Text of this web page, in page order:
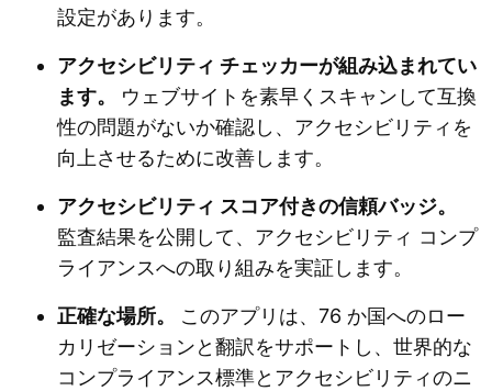
設定があります。
アクセシビリティ チェッカーが組み込まれてい
ます。 ウェブサイトを素早くスキャンして互換
性の問題がないか確認し、アクセシビリティを
向上させるために改善します。
アクセシビリティ スコア付きの信頼バッジ。
監査結果を公開して、アクセシビリティ コンプ
ライアンスへの取り組みを実証します。
正確な場所。 このアプリは、76 か国へのロー
カリゼーションと翻訳をサポートし、世界的な
コンプライアンス標準とアクセシビリティのニ